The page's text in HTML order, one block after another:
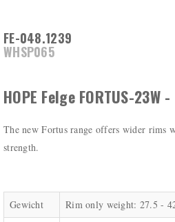
FE-048.1239
WHSP065
HOPE Felge FORTUS-
The new Fortus range offers wider rims
strength.
Gewicht
Rim only weight: 27.5 -